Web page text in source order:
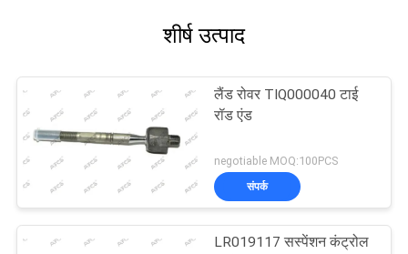
शीर्ष उत्पाद
लैंड रोवर TIQ000040 टाई
रॉड एंड
negotiable MOQ:100PCS
संपर्क
LR019117 सस्पेंशन कंट्रोल